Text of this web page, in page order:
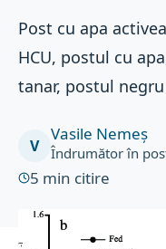
Post cu apa
HCU, postul cu
tanar, postul negru
V
Vasile Nemeș
Îndrumător în
5 min citire